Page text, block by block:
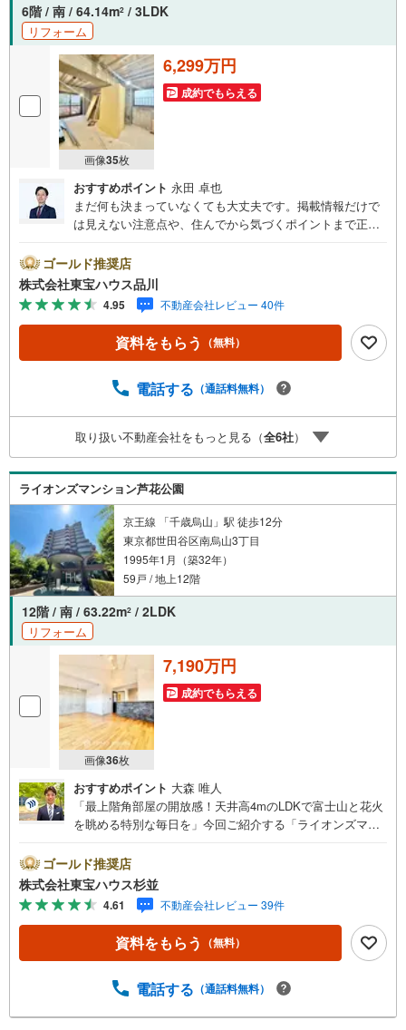
6階 / 南 / 64.14m2 / 3LDK
リフォーム
画像35枚
6,299万円
成約でもらえる
おすすめポイント 永田 卓也
まだ何も決まっていなくても大丈夫です。掲載情報だけで
は見えない注意点や、住んでから気づくポイントまで正直
とも包み隠さずお伝えし、「納得して選ぶ」ためのサポー
トを大切にしています。現地でしか分からないリアルな情
報も含めて、一緒に後悔しない住まい探しを進めていきま
しょう。まずはお気軽にご相談ください。【Yahoo！ 不動
産キャンペーン対象店舗】当店で物件を成約するとPayPay
ボーナスライトがもらえる「Yahoo！ 不動産 物件ご成約キ
予約をする」ボタンからお問い合わせください。※必ずYah
スライトは出金と譲渡はできません。ご案内・詳細な資料
のご請求はお気軽にどうぞ♪お電話でのお問い合わせも常
時受け付けております！お気軽にお問い合わせください。
ゴールド推奨店
株式会社東宝ハウス品川
4.95 不動産会社レビュー 40件
資料をもらう （無料）
電話する （通話料無料）
取り扱い不動産会社をもっと見る（全6社）
ライオンズマンション芦花公園
京王線 「千歳烏山」駅 徒歩12分
東京都世田谷区南烏山3丁目
1995年1月（築32年）
59戸 / 地上12階
12階 / 南 / 63.22m2 / 2LDK
リフォーム
画像36枚
7,190万円
成約でもらえる
おすすめポイント 大森 唯人
「最上階角部屋の開放感！天井高4mのLDKで富士山と花火
を眺める特別な毎日を」今回ご紹介する「ライオンズマン
圧倒的な開放感と眺望」が主役のお部屋です！お部屋に入
ってリビングへ進むと、一番高いところで天井高4mという
高い勾配天井が広がっており、マンションとは思えないほ
どの心地よい抜け感に驚かされます。南東角部屋につきお
部屋全体に温かい光が差し込み、バルコニーからは晴れた
日に富士山を一望！さらに夏には多摩川の花火大会まで楽
室内には大容量の天井裏収納（グルニエ）やWICがついて
ます。芦花公園駅から徒歩5分と駅近で、ペットも2匹まで
ゴールド推奨店
株式会社東宝ハウス杉並
4.61 不動産会社レビュー 39件
資料をもらう （無料）
電話する （通話料無料）